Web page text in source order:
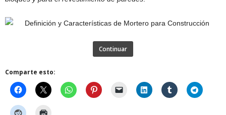
Continuar
Comparte esto: